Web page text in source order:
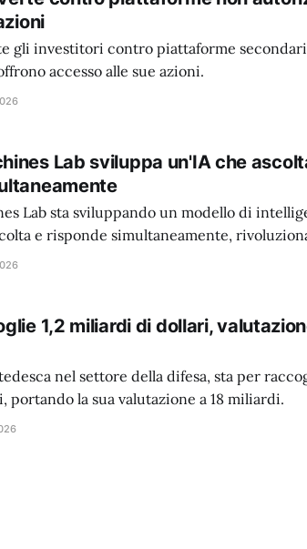
gli investitori contro piattaforme
accesso alle sue azioni.
Lab sviluppa un'IA che
Lab sta sviluppando un modello di
e risponde simultaneamente,
macchina.
1,2 miliardi di dollari,
nel settore della difesa, sta per
la sua valutazione a 18 miliardi.